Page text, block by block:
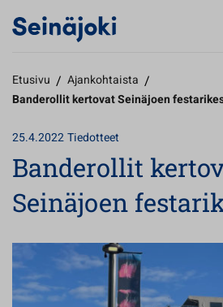
Etusivu / Ajankohtaista /
Banderollit kertovat Seinäjoen
25.4.2022Tiedotteet
Banderollit
Seinäjoen